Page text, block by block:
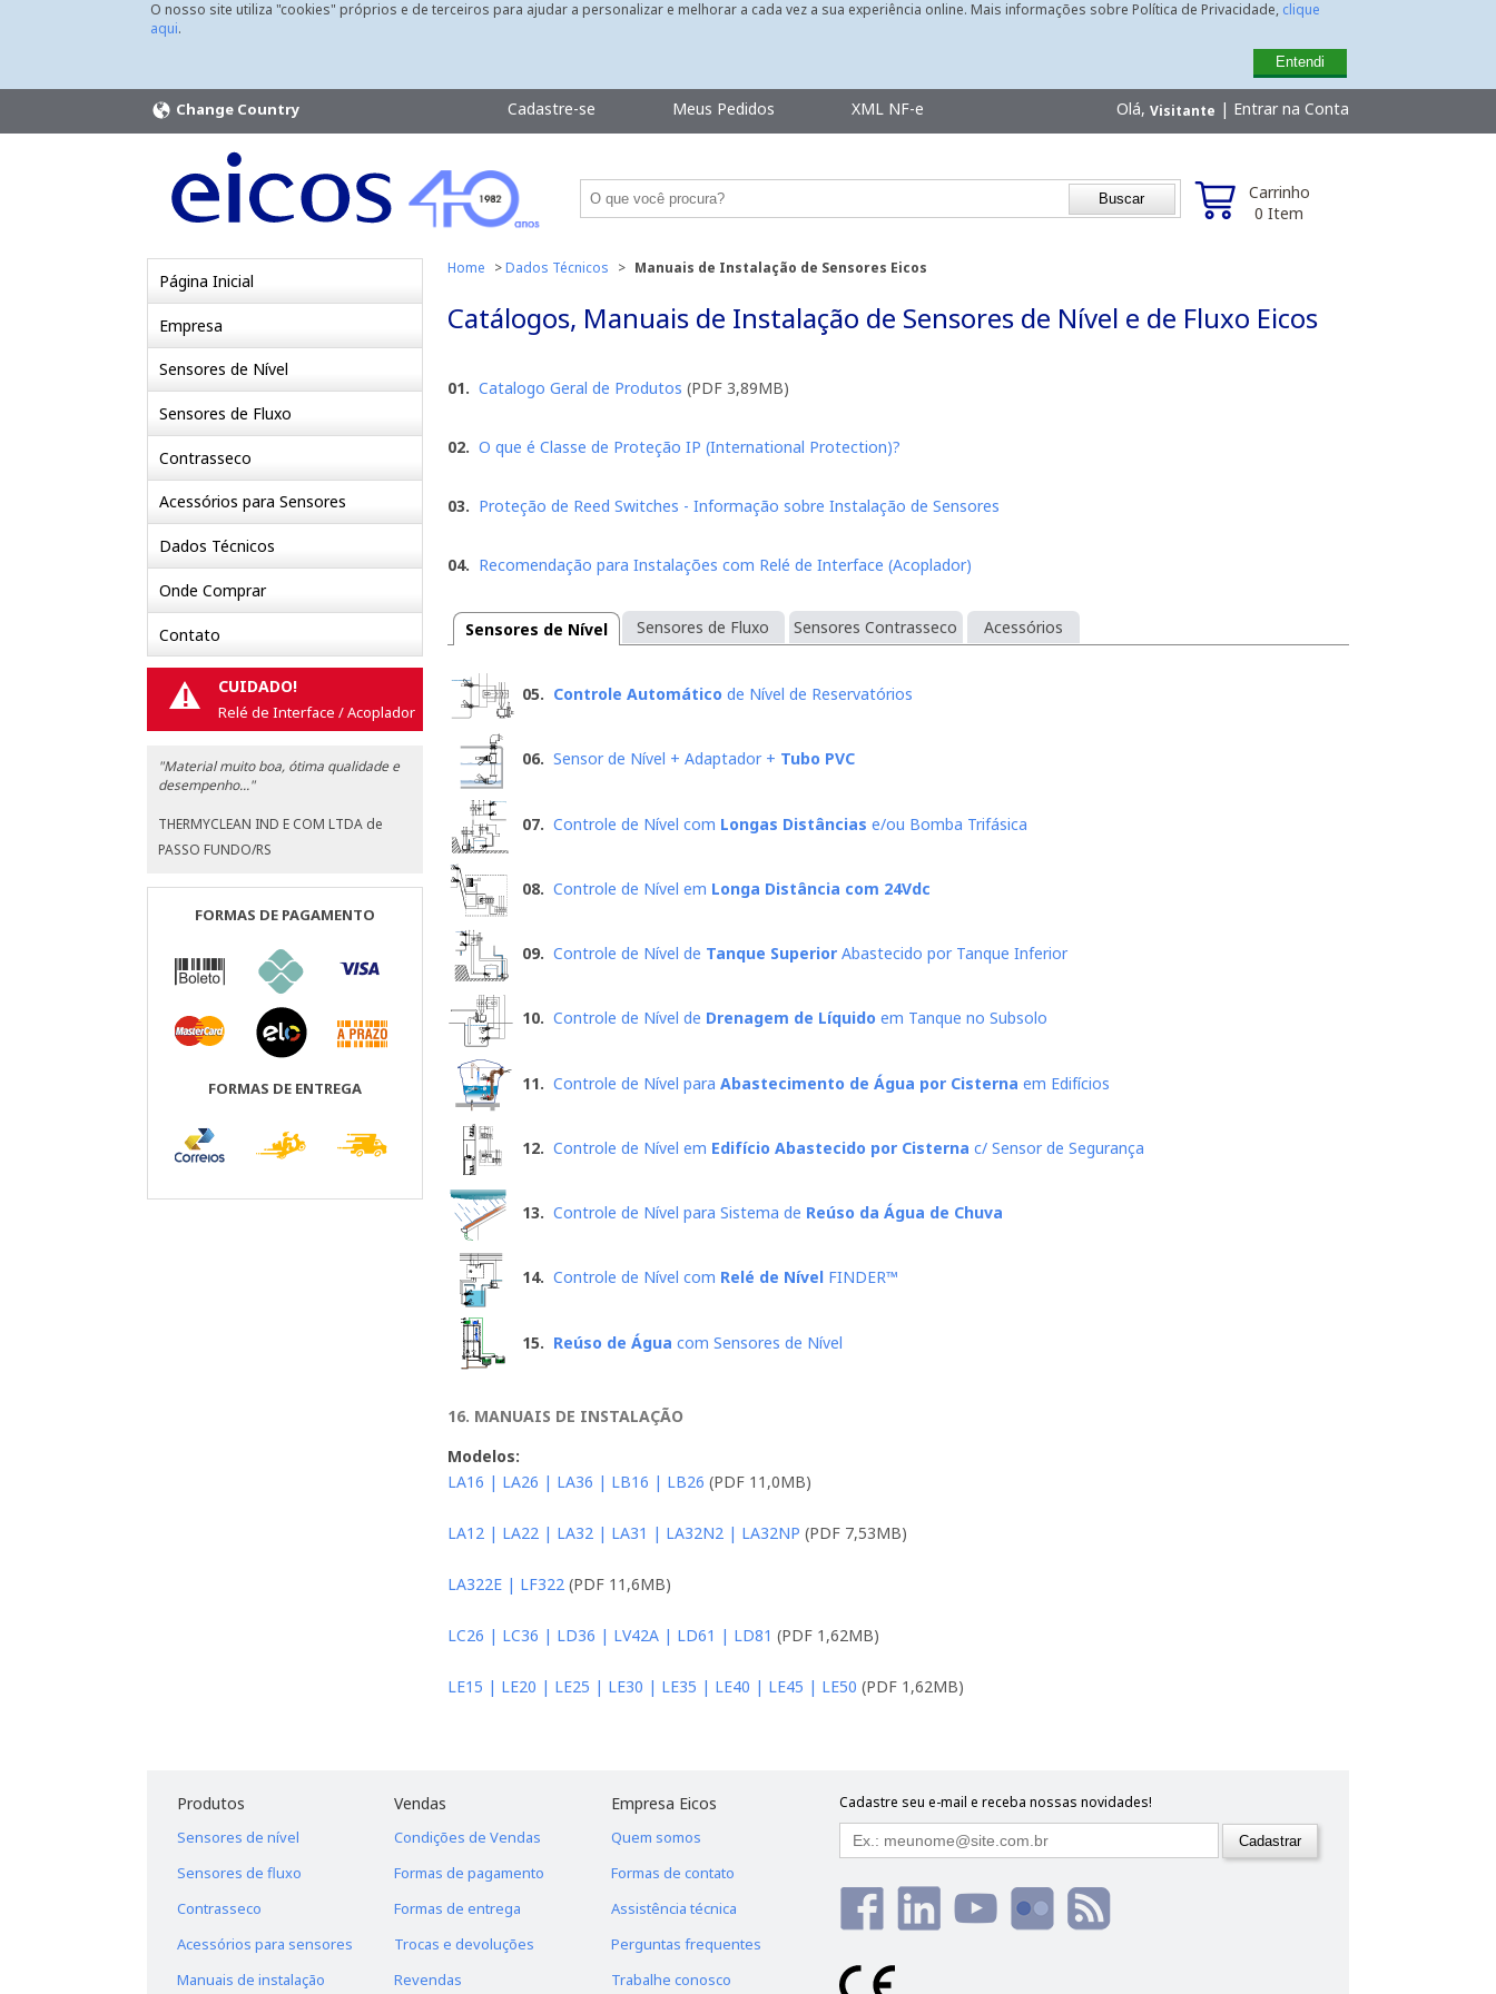
O nosso site utiliza "cookies" próprios e de terceiros para ajudar a personalizar e melhorar a cada vez a sua experiência online. Mais informações sobre Política de Privacidade, clique
aqui.
Entendi
Change Country Cadastre-se Meus Pedidos XML NF-e Olá, Visitante | Entrar na Conta
Carrinho
0 Item
Página Inicial
Empresa
Sensores de Nível
Sensores de Fluxo
Contrasseco
Acessórios para Sensores
Dados Técnicos
Onde Comprar
Contato
! CUIDADO!
Relé de Interface / Acoplador
"Material muito boa, ótima qualidade e
desempenho..."
THERMYCLEAN IND E COM LTDA de
PASSO FUNDO/RS
FORMAS DE PAGAMENTO
FORMAS DE ENTREGA
Home >Dados Técnicos > Manuais de Instalação de Sensores Eicos
Catálogos, Manuais de Instalação de Sensores de Nível e de Fluxo Eicos
01. Catalogo Geral de Produtos (PDF 3,89MB)
02. O que é Classe de Proteção IP (International Protection)?
03. Proteção de Reed Switches - Informação sobre Instalação de Sensores
04. Recomendação para Instalações com Relé de Interface (Acoplador)
Sensores de Nível
05. Controle Automático de Nível de Reservatórios
06. Sensor de Nível + Adaptador + Tubo PVC
07. Controle de Nível com Longas Distâncias e/ou Bomba Trifásica
08. Controle de Nível em Longa Distância com 24Vdc
09. Controle de Nível de Tanque SuperiorAbastecido por Tanque Inferior
10. Controle de Nível de Drenagem de Líquido em Tanque no Subsolo
11. Controle de Nível para Abastecimento de Água por Cisterna em Edifícios
12. Controle de Nível em Edifício Abastecido por Cisterna c/ Sensor de Segurança
13. Controle de Nível para Sistema de Reúso da Água de Chuva
14. Controle de Nível com Relé de NívelFINDER™
15. Reúso de Água com Sensores de Nível
16. MANUAIS DE INSTALAÇÃO
Modelos:
LA16 | LA26 | LA36 | LB16 | LB26 (PDF 11,0MB)
LA12 | LA22 | LA32 | LA31 | LA32N2 | LA32NP (PDF 7,53MB)
LA322E | LF322 (PDF 11,6MB)
LC26 | LC36 | LD36 | LV42A | LD61 | LD81 (PDF 1,62MB)
LE15 | LE20 | LE25 | LE30 | LE35 | LE40 | LE45 | LE50 (PDF 1,62MB)
Sensores de Fluxo Sensores Contrasseco Acessórios
Cadastre seu e-mail e receba nossas novidades!
Produtos
Sensores de nível
Sensores de fluxo
Contrasseco
Acessórios para sensores
Manuais de instalação
Vendas
Condições de Vendas
Formas de pagamento
Formas de entrega
Trocas e devoluções
Revendas
Empresa Eicos
Quem somos
Formas de contato
Assistência técnica
Perguntas frequentes
Trabalhe conosco